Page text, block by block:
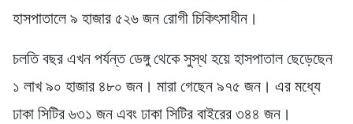
হাসপাতালে ৯ হাজার ৫২৬ জন রোগী চিকিৎসাধীন।
চলতি বছর এখন পর্যন্ত ডেঙ্গু থেকে সুস্থ হয়ে হাসপাতাল ছেড়েছেন
১ লাখ ৯০ হাজার ৪৮০ জন। মারা গেছেন ৯৭৫ জন। এর মধ্যে
ঢাকা সিটির ৬৩১ জন এবং ঢাকা সিটির বাইরের ৩৪৪ জন।